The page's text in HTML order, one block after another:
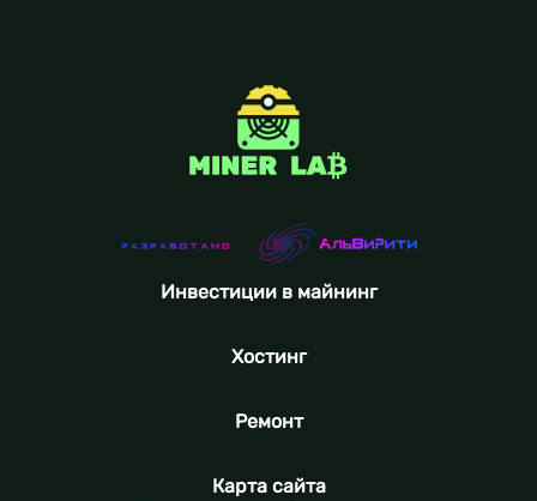
Инвестиции в майнинг
Хостинг
Ремонт
Карта сайта